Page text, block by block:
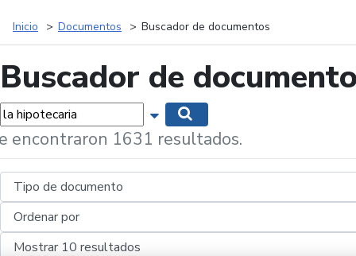
Inicio Documentos Buscador de documentos
Buscador de
Mostrar opciones de búsqueda
encontraron 1631 resultados.